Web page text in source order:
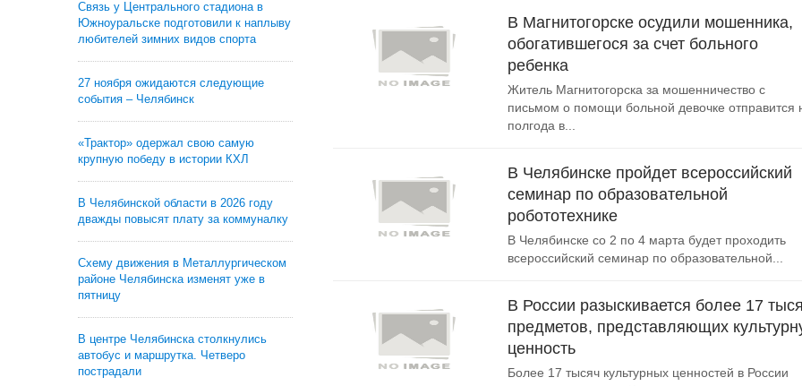
Связь у Центрального стадиона в
Южноуральске подготовили к наплыву
любителей зимних видов спорта
27 ноября ожидаются следующие
события – Челябинск
«Трактор» одержал свою самую
крупную победу в истории КХЛ
В Челябинской области в 2026 году
дважды повысят плату за коммуналку
Схему движения в Металлургическом
районе Челябинска изменят уже в
пятницу
В центре Челябинска столкнулись
автобус и маршрутка. Четверо
пострадали
В Магнитогорске осудили мошенника,
обогатившегося за счет больного
ребенка
Житель Магнитогорска за мошенничество с
письмом о помощи больной девочке отправится
полгода в...
В Челябинске пройдет всероссийский
семинар по образовательной
робототехнике
В Челябинске со 2 по 4 марта будет проходить
всероссийский семинар по образовательной...
В России разыскивается более 17
предметов, представляющих
ценность
Более 17 тысяч культурных ценностей в России